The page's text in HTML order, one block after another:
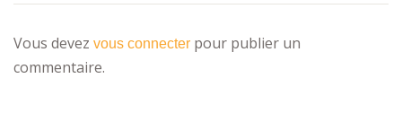
Vous devez vous connecter pour publier un
commentaire.